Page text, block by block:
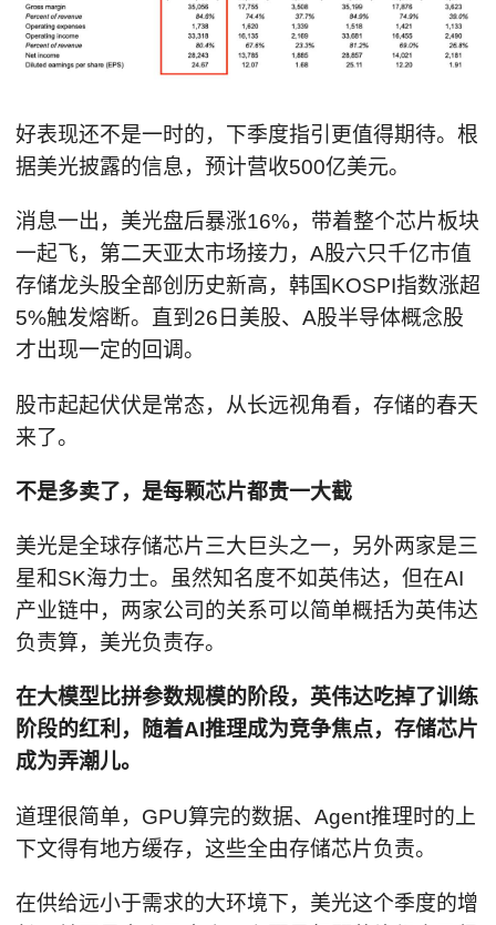
好表现还不是一时的，下季度指引更值得期待。根
据美光披露的信息，预计营收500亿美元。
消息一出，美光盘后暴涨16%，带着整个芯片板块
一起飞，第二天亚太市场接力，A股六只千亿市值
存储龙头股全部创历史新高，韩国KOSPI指数涨超
5%触发熔断。直到26日美股、A股半导体概念股
才出现一定的回调。
股市起起伏伏是常态，从长远视角看，存储的春天
来了。
不是多卖了，是每颗芯片都贵一大截
美光是全球存储芯片三大巨头之一，另外两家是三
星和SK海力士。虽然知名度不如英伟达，但在AI
产业链中，两家公司的关系可以简单概括为英伟达
负责算，美光负责存。
在大模型比拼参数规模的阶段，英伟达吃掉了训练
阶段的红利，随着AI推理成为竞争焦点，存储芯片
成为弄潮儿。
道理很简单，GPU算完的数据、Agent推理时的上
下文得有地方缓存，这些全由存储芯片负责。
在供给远小于需求的大环境下，美光这个季度的增